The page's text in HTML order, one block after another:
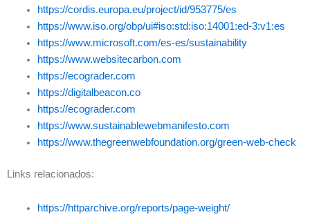
https://cordis.europa.eu/project/id/953775/es
https://www.iso.org/obp/ui#iso:std:iso:14001:ed-3:v1:es
https://www.microsoft.com/es-es/sustainability
https://www.websitecarbon.com
https://ecograder.com
https://digitalbeacon.co
https://ecograder.com
https://www.sustainablewebmanifesto.com
https://www.thegreenwebfoundation.org/green-web-check
Links relacionados:
https://httparchive.org/reports/page-weight/